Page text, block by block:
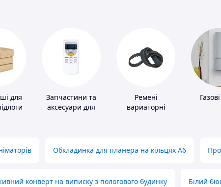
для
Запчастини та
аксесуари для
Ремені
вариаторні
Обкладинка для планера на кільцях А6
конверт на виписку з пологового будинку Білий